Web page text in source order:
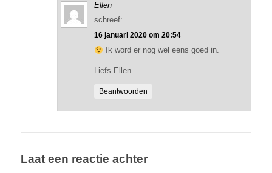
Ellen
schreef:
16 januari 2020 om 20:54
Ik word er nog wel eens goed in.
Liefs Ellen
Beantwoorden
Laat een reactie achter